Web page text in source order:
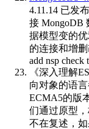
4.11.14 已发
接 MongoDB
据模型变的
的连接和增
add nsp
《深入理解
向对象的语
ECMA5的版
们通过原型
不在复述，